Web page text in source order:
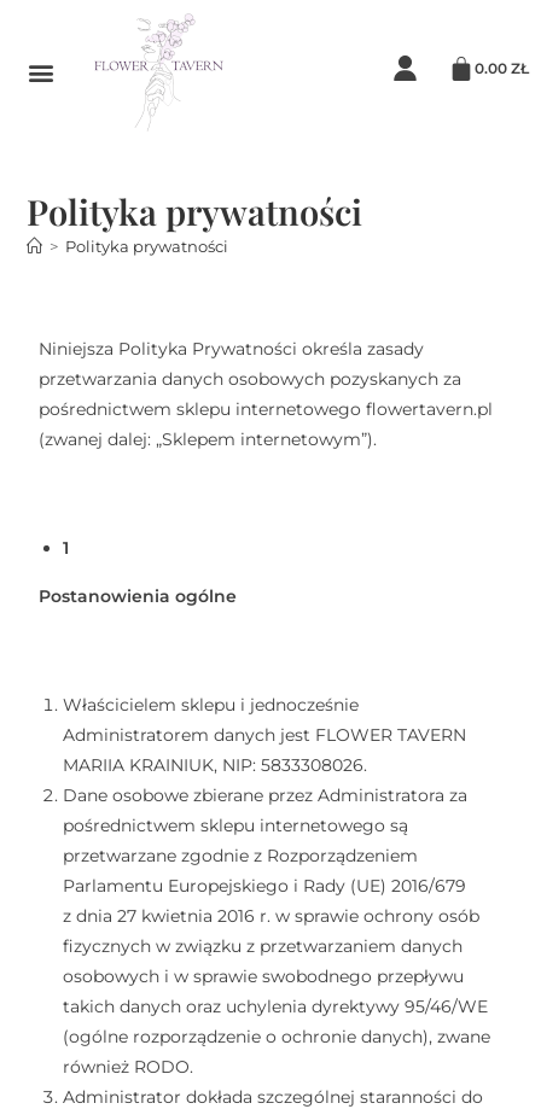
0.00 ZŁ
Polityka prywatności
> Polityka prywatności
Niniejsza Polityka Prywatności określa zasady
przetwarzania danych osobowych pozyskanych za
pośrednictwem sklepu internetowego flowertavern.pl
(zwanej dalej: „Sklepem internetowym”).
1
Postanowienia ogólne
Właścicielem sklepu i jednocześnie
Administratorem danych jest FLOWER TAVERN
MARIIA KRAINIUK, NIP: 5833308026.
Dane osobowe zbierane przez Administratora za
pośrednictwem sklepu internetowego są
przetwarzane zgodnie z Rozporządzeniem
Parlamentu Europejskiego i Rady (UE) 2016/679
z dnia 27 kwietnia 2016 r. w sprawie ochrony osób
fizycznych w związku z przetwarzaniem danych
osobowych i w sprawie swobodnego przepływu
takich danych oraz uchylenia dyrektywy 95/46/WE
(ogólne rozporządzenie o ochronie danych), zwane
również RODO.
Administrator dokłada szczególnej staranności do